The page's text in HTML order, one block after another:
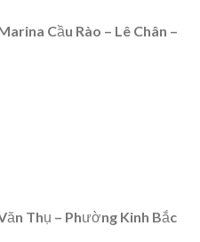
Cầu Rào – Lê Chân –
Thụ – Phường Kinh Bắc